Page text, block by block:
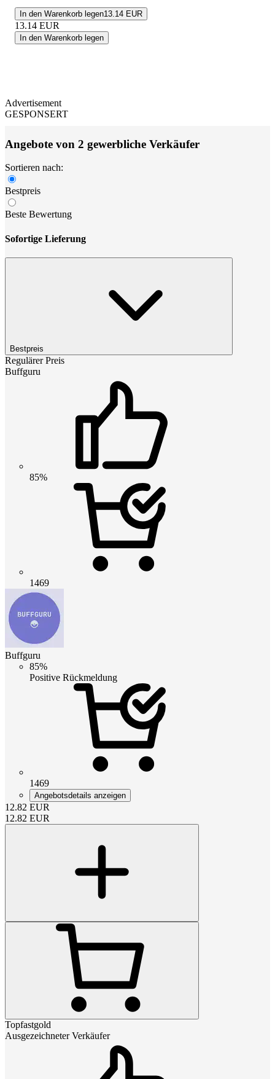
In den Warenkorb legen13.14 EUR
13.14 EUR
In den Warenkorb legen
Advertisement
GESPONSERT
Angebote von 2 gewerbliche Verkäufer
Sortieren nach:
Bestpreis
Beste Bewertung
Sofortige Lieferung
Bestpreis
Regulärer Preis
Buffguru
85%
1469
Buffguru
85%
Positive Rückmeldung
1469
Angebotsdetails anzeigen
12.82 EUR
12.82 EUR
Topfastgold
Ausgezeichneter Verkäufer